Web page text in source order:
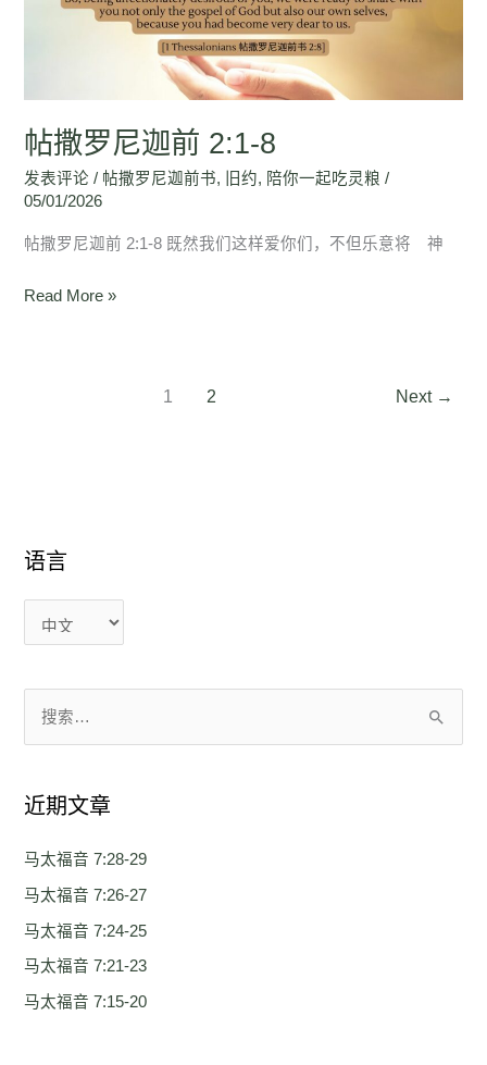
帖撒罗尼迦前 2:1-8
发表评论 / 帖撒罗尼迦前书, 旧约, 陪你一起吃灵粮 /
05/01/2026
帖撒罗尼迦前 2:1-8 既然我们这样爱你们，不但乐意将 神
Read More »
1 2 Next →
语言
语
近期文章
马太福音 7:28-29
马太福音 7:26-27
马太福音 7:24-25
马太福音 7:21-23
马太福音 7:15-20
语